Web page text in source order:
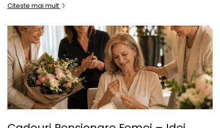
Citeste mai mult